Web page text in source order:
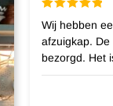
Gewaardeerd
5uit 5
Wij hebben
afzuigkap.
bezorgd. Het